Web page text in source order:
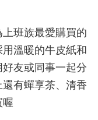
班族最愛購買的
溫暖的牛皮紙和
友或同事一起分
有蟬享茶、清香
喔